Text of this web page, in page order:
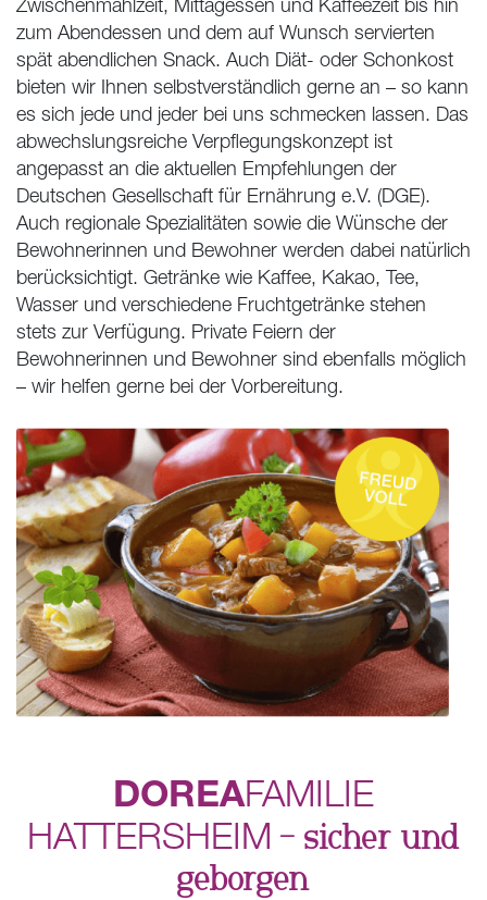
Zwischenmahlzeit, Mittagessen und Kaffeezeit bis hin
zum Abendessen und dem auf Wunsch servierten
spät abendlichen Snack. Auch Diät- oder Schonkost
bieten wir Ihnen selbstverständlich gerne an – so kann
es sich jede und jeder bei uns schmecken lassen. Das
abwechslungsreiche Verpflegungskonzept ist
angepasst an die aktuellen Empfehlungen der
Deutschen Gesellschaft für Ernährung e.V. (DGE).
Auch regionale Spezialitäten sowie die Wünsche der
Bewohnerinnen und Bewohner werden dabei natürlich
berücksichtigt. Getränke wie Kaffee, Kakao, Tee,
Wasser und verschiedene Fruchtgetränke stehen
stets zur Verfügung. Private Feiern der
Bewohnerinnen und Bewohner sind ebenfalls möglich
– wir helfen gerne bei der Vorbereitung.
DOREAFAMILIE
HATTERSHEIM – sicher und
geborgen